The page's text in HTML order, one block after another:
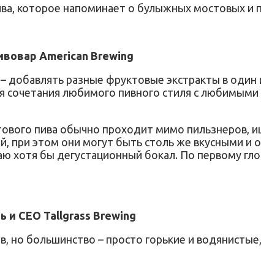
которое напоминает о булыжных мостовых и
American Brewing
разные фруктовые экстракты в один
любимого пивного стиля с
пива обычно проходит мимо пильзнеров,
при этом они могут быть столь же вкусными и
хотя бы дегустационный бокал. По первому
CEO Tallgrass Brewing
но большинство – просто горькие и